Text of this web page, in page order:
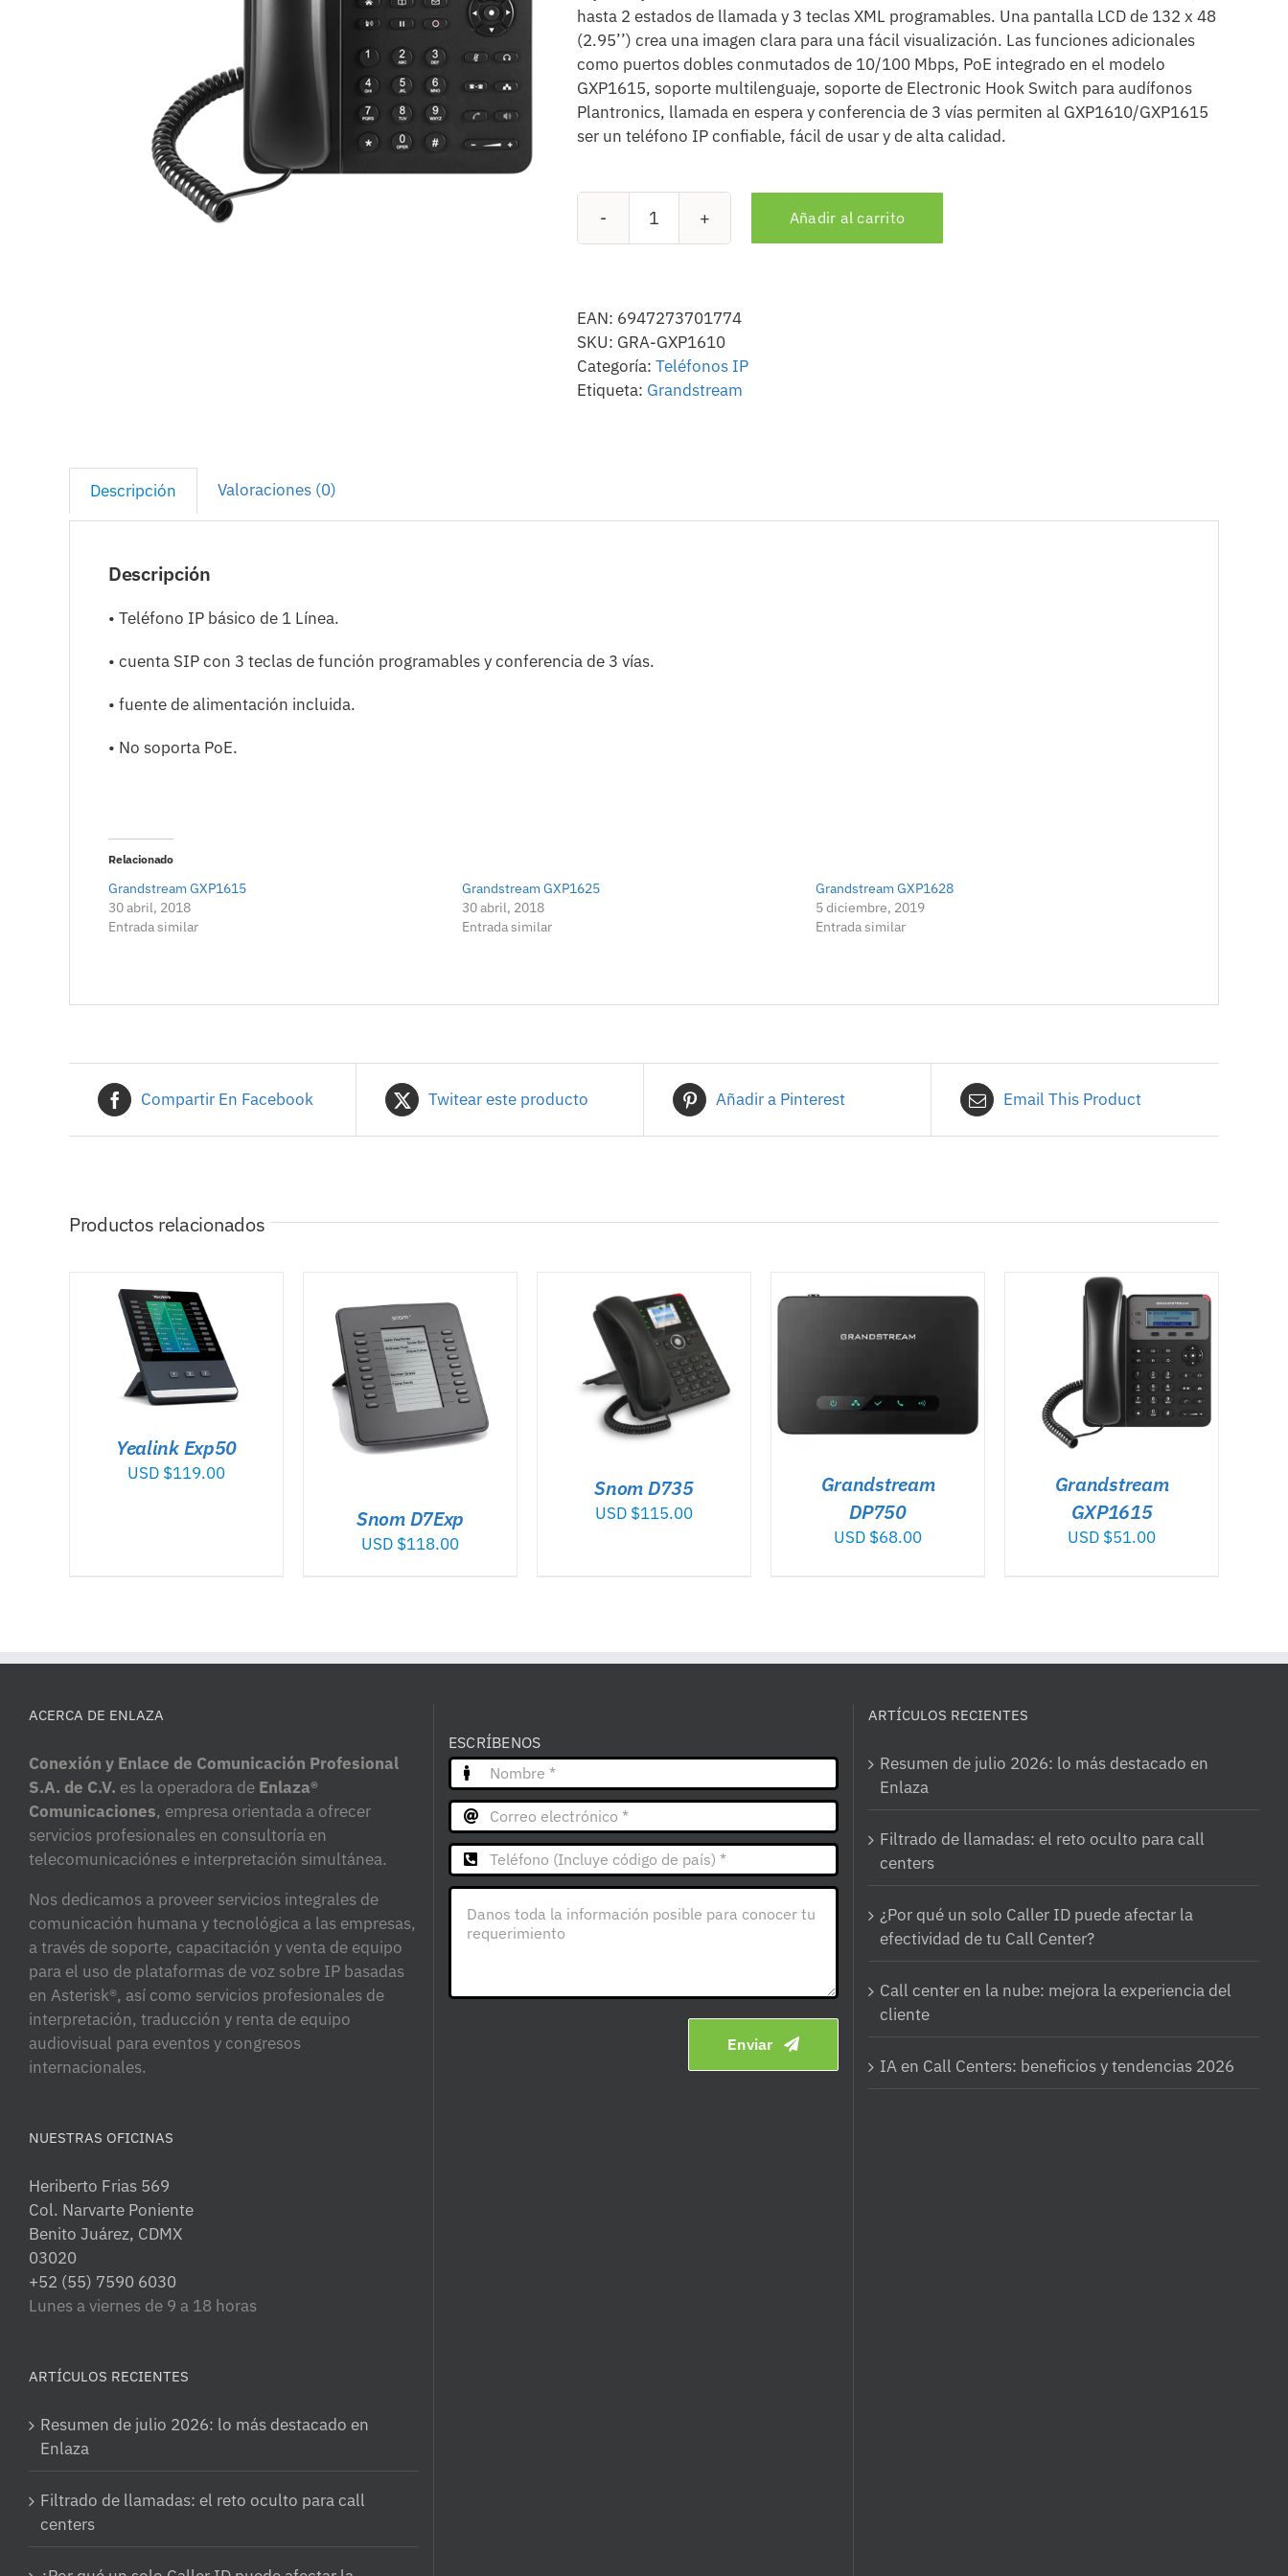
hasta 2 estados de llamada y 3 teclas XML programables. Una pantalla LCD de 132 x 48
(2.95’’) crea una imagen clara para una fácil visualización. Las funciones adicionales
como puertos dobles conmutados de 10/100 Mbps, PoE integrado en el modelo
GXP1615, soporte multilenguaje, soporte de Electronic Hook Switch para audífonos
Plantronics, llamada en espera y conferencia de 3 vías permiten al GXP1610/GXP1615
ser un teléfono IP confiable, fácil de usar y de alta calidad.
Grandstream
Añadir al carrito
EAN: 6947273701774
SKU: GRA-GXP1610
Categoría: Teléfonos IP
Etiqueta: Grandstream
Descripción Valoraciones (0)
Descripción
• Teléfono IP básico de 1 Línea.
• cuenta SIP con 3 teclas de función programables y conferencia de 3 vías.
• fuente de alimentación incluida.
• No soporta PoE.
Relacionado
Grandstream GXP1615
30 abril, 2018
Entrada similar
Grandstream GXP1625
30 abril, 2018
Entrada similar
Grandstream GXP1628
5 diciembre, 2019
Entrada similar
Compartir En Facebook Twitear este producto Añadir a Pinterest Email This Product
Productos relacionados
Yealink Exp50
USD $119.00
AÑADIR AL CARRITO
DETALLES
Snom D7Exp
USD $118.00
AÑADIR AL CARRITO
DETALLES
Snom D735
USD $115.00
AÑADIR AL CARRITO
DETALLES
Grandstream
DP750
USD $68.00
Grandstream
GXP1615
USD $51.00
ACERCA DE ENLAZA
Conexión y Enlace de Comunicación Profesional
S.A. de C.V. es la operadora de Enlaza®
Comunicaciones, empresa orientada a ofrecer
servicios profesionales en consultoría en
telecomunicaciónes e interpretación simultánea.
Nos dedicamos a proveer servicios integrales de
comunicación humana y tecnológica a las empresas,
a través de soporte, capacitación y venta de equipo
para el uso de plataformas de voz sobre IP basadas
en Asterisk®, así como servicios profesionales de
interpretación, traducción y renta de equipo
audiovisual para eventos y congresos
internacionales.
NUESTRAS OFICINAS
Heriberto Frias 569
Col. Narvarte Poniente
Benito Juárez, CDMX
03020
+52 (55) 7590 6030
Lunes a viernes de 9 a 18 horas
ARTÍCULOS RECIENTES
Resumen de julio 2026: lo más destacado en
Enlaza
Filtrado de llamadas: el reto oculto para call
centers
ESCRÍBENOS
Enviar
ARTÍCULOS RECIENTES
Resumen de julio 2026: lo más destacado en
Enlaza
Filtrado de llamadas: el reto oculto para call
centers
¿Por qué un solo Caller ID puede afectar la
efectividad de tu Call Center?
Call center en la nube: mejora la experiencia del
cliente
IA en Call Centers: beneficios y tendencias 2026